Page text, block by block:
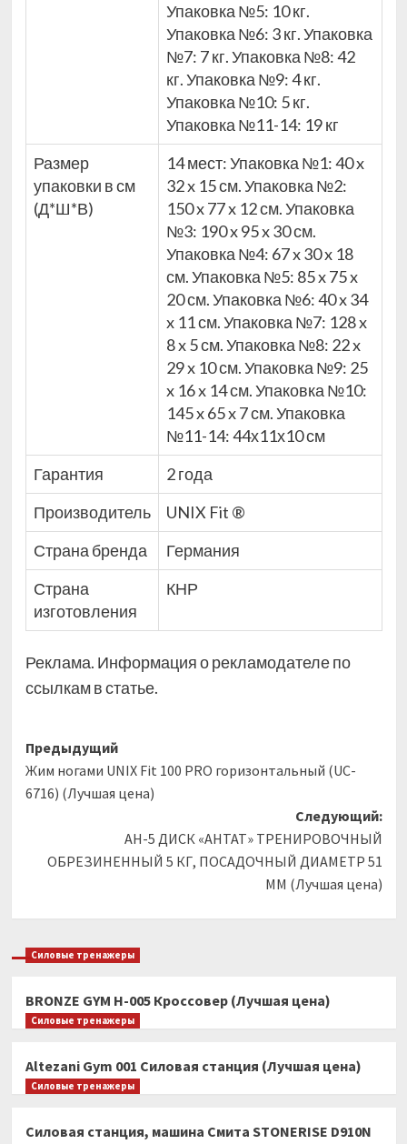
Упаковка №5: 10 кг.
Упаковка №6: 3 кг. Упаковка
№7: 7 кг. Упаковка №8: 42
кг. Упаковка №9: 4 кг.
Упаковка №10: 5 кг.
Упаковка №11-14: 19 кг
Размер
упаковки в см
(Д*Ш*В)
14 мест: Упаковка №1: 40 x
32 x 15 см. Упаковка №2:
150 x 77 x 12 см. Упаковка
№3: 190 x 95 x 30 см.
Упаковка №4: 67 x 30 x 18
см. Упаковка №5: 85 x 75 x
20 см. Упаковка №6: 40 x 34
x 11 см. Упаковка №7: 128 x
8 x 5 см. Упаковка №8: 22 x
29 x 10 см. Упаковка №9: 25
x 16 x 14 см. Упаковка №10:
145 x 65 x 7 см. Упаковка
№11-14: 44х11х10 см
Гарантия
2 года
Производитель
UNIX Fit ®
Страна бренда
Германия
Страна
изготовления
КНР
Реклама. Информация о рекламодателе по
ссылкам в статье.
Навигация
записи
Предыдущий
Жим ногами UNIX Fit 100 PRO горизонтальный (UC-
6716) (Лучшая цена)
Следующий:
АН-5 ДИСК «АНТАТ» ТРЕНИРОВОЧНЫЙ
ОБРЕЗИНЕННЫЙ 5 КГ, ПОСАДОЧНЫЙ ДИАМЕТР 51
ММ (Лучшая цена)
Силовые тренажеры
BRONZE GYM H-005 Кроссовер (Лучшая цена)
Силовые тренажеры
Altezani Gym 001 Силовая станция (Лучшая цена)
Силовые тренажеры
Силовая станция, машина Смита STONERISE D910N